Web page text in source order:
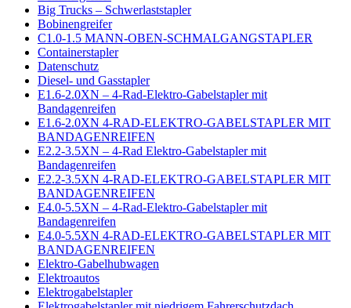
Big Trucks – Schwerlaststapler
Bobinengreifer
C1.0-1.5 MANN-OBEN-SCHMALGANGSTAPLER
Containerstapler
Datenschutz
Diesel- und Gasstapler
E1.6-2.0XN – 4-Rad-Elektro-Gabelstapler mit
Bandagenreifen
E1.6-2.0XN 4-RAD-ELEKTRO-GABELSTAPLER MIT
BANDAGENREIFEN
E2.2-3.5XN – 4-Rad Elektro-Gabelstapler mit
Bandagenreifen
E2.2-3.5XN 4-RAD-ELEKTRO-GABELSTAPLER MIT
BANDAGENREIFEN
E4.0-5.5XN – 4-Rad-Elektro-Gabelstapler mit
Bandagenreifen
E4.0-5.5XN 4-RAD-ELEKTRO-GABELSTAPLER MIT
BANDAGENREIFEN
Elektro-Gabelhubwagen
Elektroautos
Elektrogabelstapler